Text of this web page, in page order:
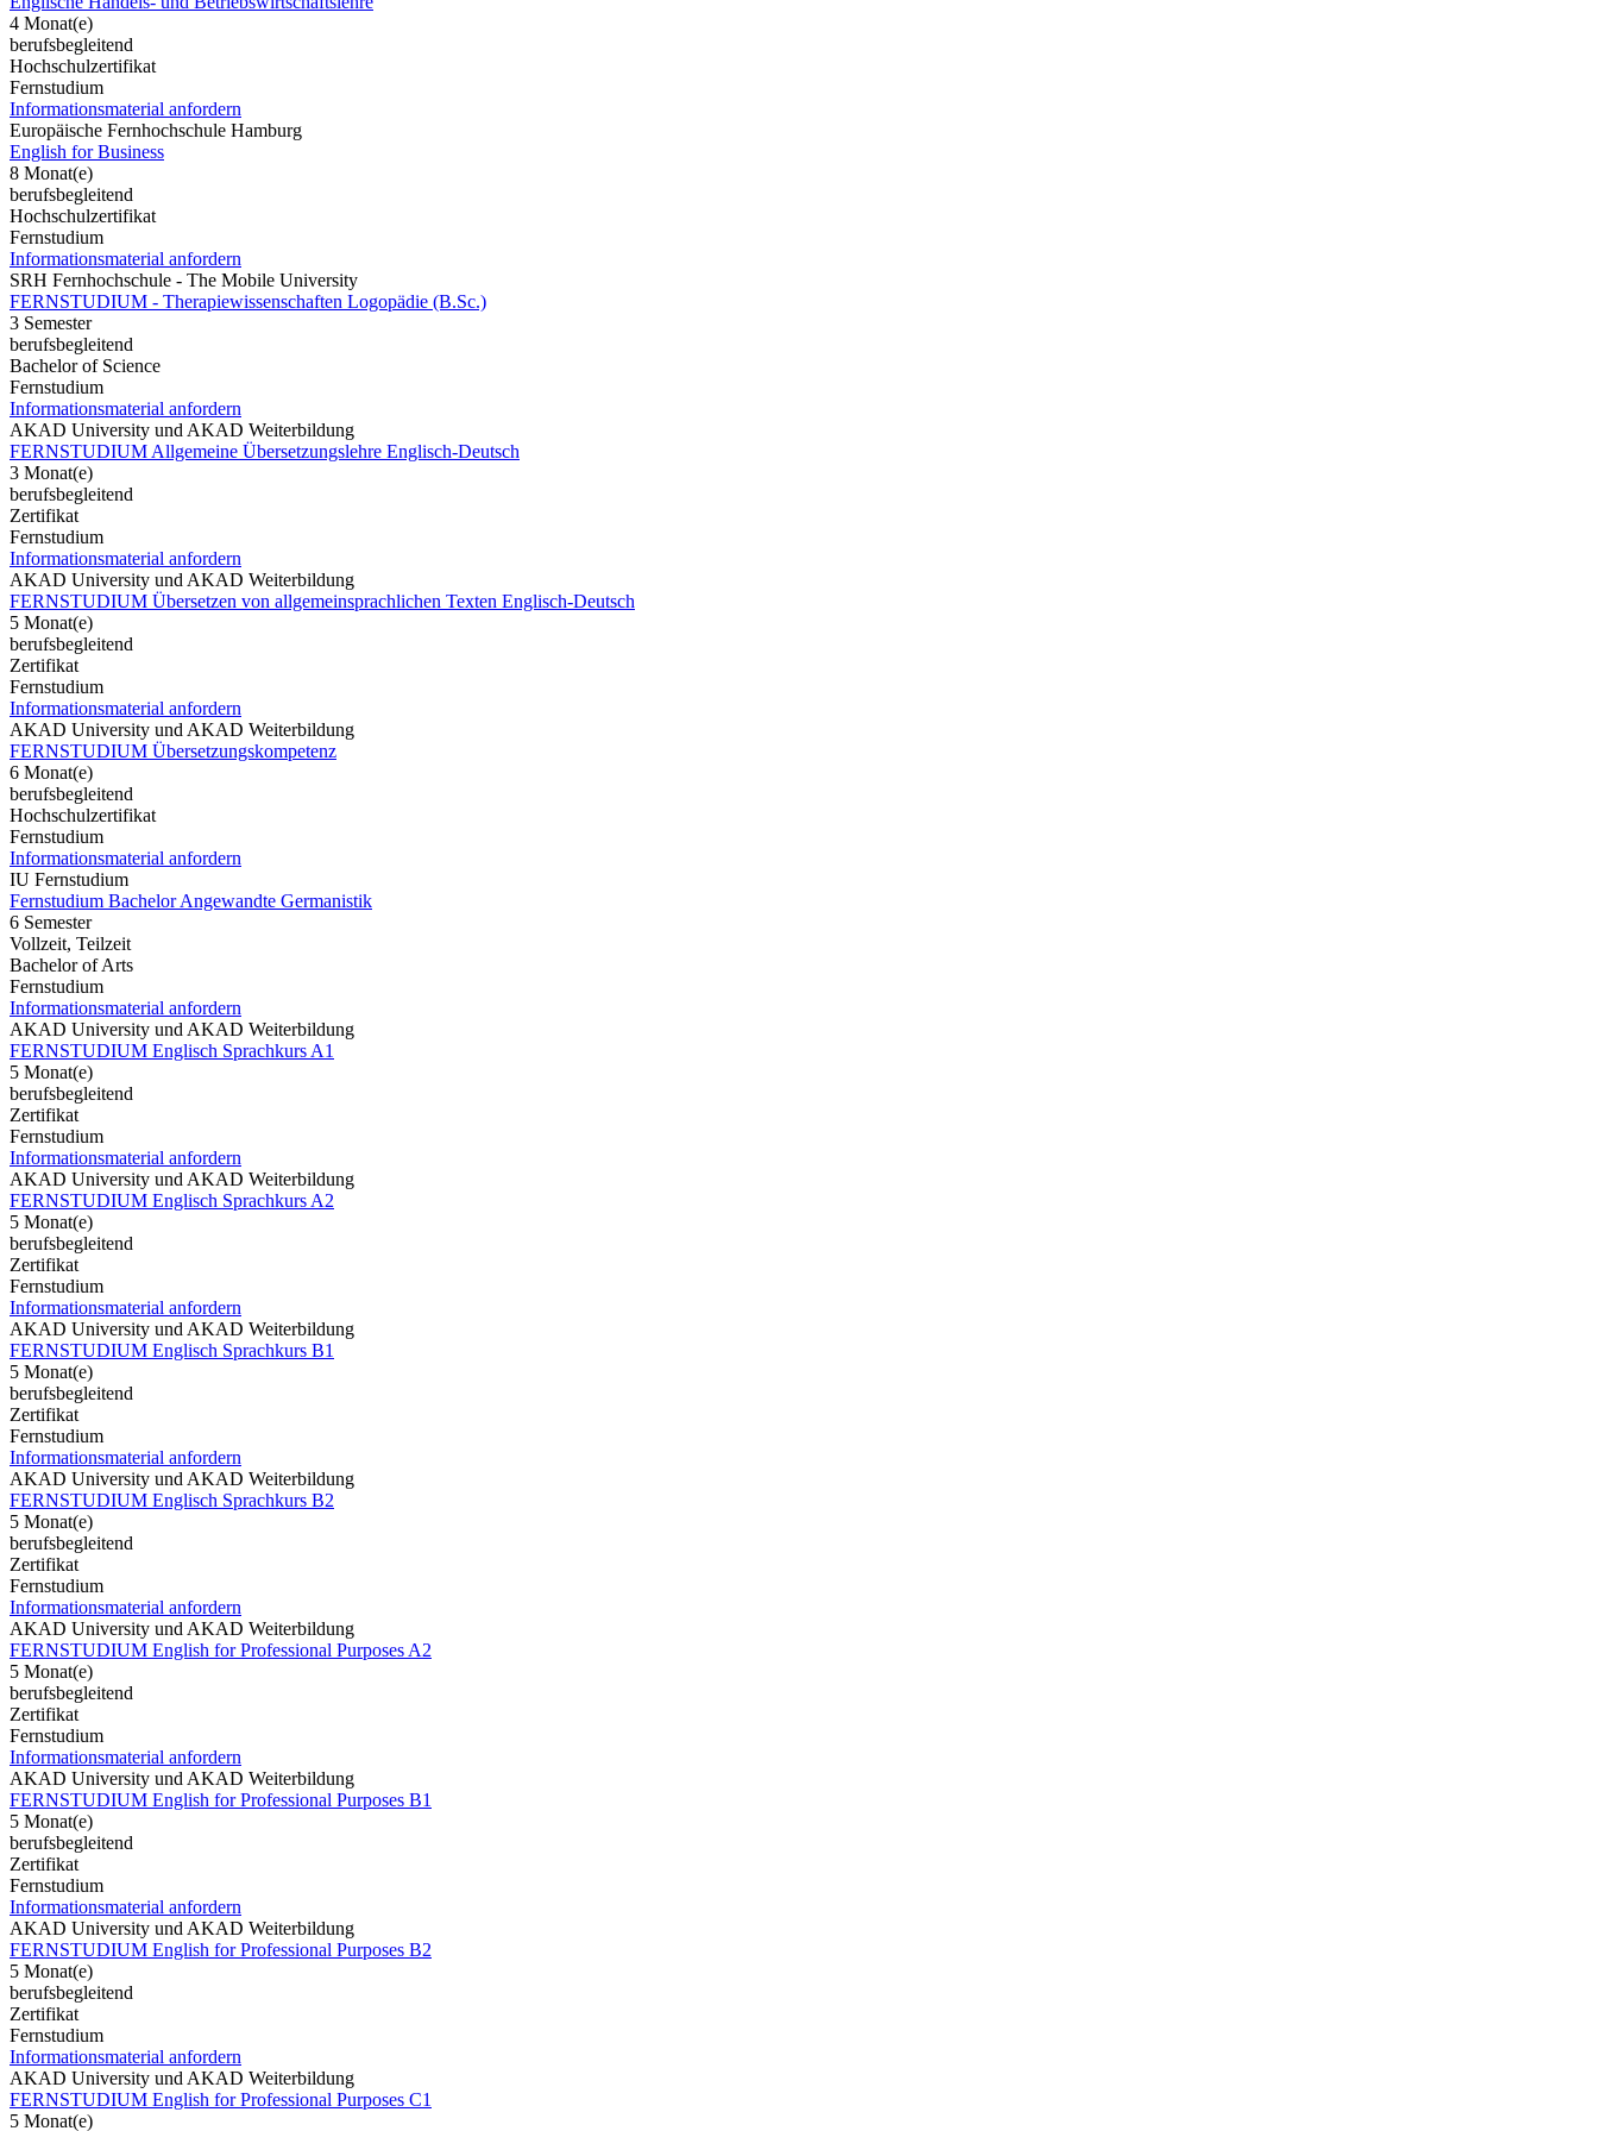
4 Monat(e)
berufsbegleitend
Hochschulzertifikat
Fernstudium
Informationsmaterial anfordern
Europäische Fernhochschule Hamburg
English for Business
8 Monat(e)
berufsbegleitend
Hochschulzertifikat
Fernstudium
Informationsmaterial anfordern
SRH Fernhochschule - The Mobile University
FERNSTUDIUM - Therapiewissenschaften Logopädie (B.Sc.)
3 Semester
berufsbegleitend
Bachelor of Science
Fernstudium
Informationsmaterial anfordern
AKAD University und AKAD Weiterbildung
FERNSTUDIUM Allgemeine Übersetzungslehre Englisch-Deutsch
3 Monat(e)
berufsbegleitend
Zertifikat
Fernstudium
Informationsmaterial anfordern
AKAD University und AKAD Weiterbildung
FERNSTUDIUM Übersetzen von allgemeinsprachlichen Texten Englisch-Deutsch
5 Monat(e)
berufsbegleitend
Zertifikat
Fernstudium
Informationsmaterial anfordern
AKAD University und AKAD Weiterbildung
FERNSTUDIUM Übersetzungskompetenz
6 Monat(e)
berufsbegleitend
Hochschulzertifikat
Fernstudium
Informationsmaterial anfordern
IU Fernstudium
Fernstudium Bachelor Angewandte Germanistik
6 Semester
Vollzeit, Teilzeit
Bachelor of Arts
Fernstudium
Informationsmaterial anfordern
AKAD University und AKAD Weiterbildung
FERNSTUDIUM Englisch Sprachkurs A1
5 Monat(e)
berufsbegleitend
Zertifikat
Fernstudium
Informationsmaterial anfordern
AKAD University und AKAD Weiterbildung
FERNSTUDIUM Englisch Sprachkurs A2
5 Monat(e)
berufsbegleitend
Zertifikat
Fernstudium
Informationsmaterial anfordern
AKAD University und AKAD Weiterbildung
FERNSTUDIUM Englisch Sprachkurs B1
5 Monat(e)
berufsbegleitend
Zertifikat
Fernstudium
Informationsmaterial anfordern
AKAD University und AKAD Weiterbildung
FERNSTUDIUM Englisch Sprachkurs B2
5 Monat(e)
berufsbegleitend
Zertifikat
Fernstudium
Informationsmaterial anfordern
AKAD University und AKAD Weiterbildung
FERNSTUDIUM English for Professional Purposes A2
5 Monat(e)
berufsbegleitend
Zertifikat
Fernstudium
Informationsmaterial anfordern
AKAD University und AKAD Weiterbildung
FERNSTUDIUM English for Professional Purposes B1
5 Monat(e)
berufsbegleitend
Zertifikat
Fernstudium
Informationsmaterial anfordern
AKAD University und AKAD Weiterbildung
FERNSTUDIUM English for Professional Purposes B2
5 Monat(e)
berufsbegleitend
Zertifikat
Fernstudium
Informationsmaterial anfordern
AKAD University und AKAD Weiterbildung
FERNSTUDIUM English for Professional Purposes C1
5 Monat(e)